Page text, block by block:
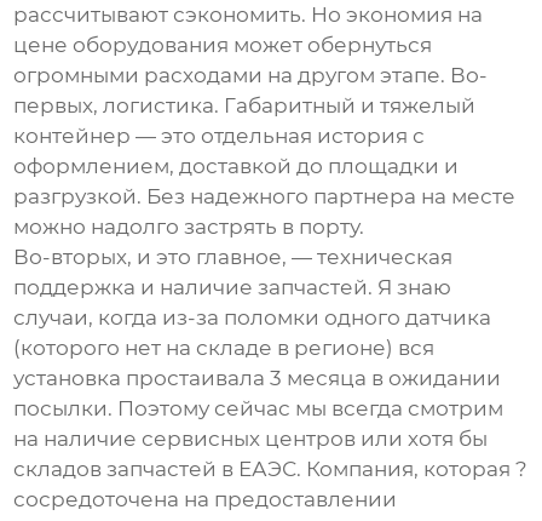
рассчитывают сэкономить. Но экономия на
цене оборудования может обернуться
огромными расходами на другом этапе. Во-
первых, логистика. Габаритный и тяжелый
контейнер — это отдельная история с
оформлением, доставкой до площадки и
разгрузкой. Без надежного партнера на месте
можно надолго застрять в порту.
Во-вторых, и это главное, — техническая
поддержка и наличие запчастей. Я знаю
случаи, когда из-за поломки одного датчика
(которого нет на складе в регионе) вся
установка простаивала 3 месяца в ожидании
посылки. Поэтому сейчас мы всегда смотрим
на наличие сервисных центров или хотя бы
складов запчастей в ЕАЭС. Компания, которая ?
сосредоточена на предоставлении